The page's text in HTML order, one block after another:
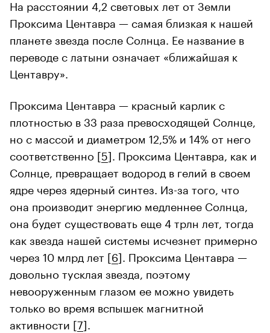
На расстоянии 4,2 световых лет от Земли
Проксима Центавра — самая близкая к нашей
планете звезда после Солнца. Ее название в
переводе с латыни означает «ближайшая к
Центавру».
Проксима Центавра — красный карлик с
плотностью в 33 раза превосходящей Солнце,
но с массой и диаметром 12,5% и 14% от него
соответственно [5]. Проксима Центавра, как и
Солнце, превращает водород в гелий в своем
ядре через ядерный синтез. Из-за того, что
она производит энергию медленнее Солнца,
она будет существовать еще 4 трлн лет, тогда
как звезда нашей системы исчезнет примерно
через 10 млрд лет [6]. Проксима Центавра —
довольно тусклая звезда, поэтому
невооруженным глазом ее можно увидеть
только во время вспышек магнитной
активности [7].